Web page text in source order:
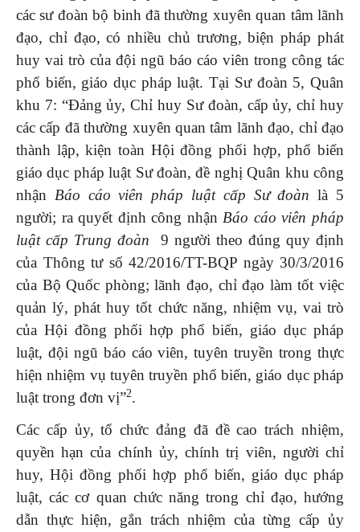
các sư đoàn bộ binh đã thường xuyên quan tâm lãnh
đạo, chỉ đạo, có nhiều chủ trương, biện pháp phát
huy vai trò của đội ngũ báo cáo viên trong công tác
phổ biến, giáo dục pháp luật. Tại Sư đoàn 5, Quân
khu 7: “Đảng ủy, Chỉ huy Sư đoàn, cấp ủy, chỉ huy
các cấp đã thường xuyên quan tâm lãnh đạo, chỉ đạo
thành lập, kiện toàn Hội đồng phối hợp, phổ biến
giáo dục pháp luật Sư đoàn, đề nghị Quân khu công
nhận Báo cáo viên pháp luật cấp Sư đoàn là 5
người; ra quyết định công nhận Báo cáo viên pháp
luật cấp Trung đoàn 9 người theo đúng quy định
của Thông tư số 42/2016/TT-BQP ngày 30/3/2016
của Bộ Quốc phòng; lãnh đạo, chỉ đạo làm tốt việc
quản lý, phát huy tốt chức năng, nhiệm vụ, vai trò
của Hội đồng phối hợp phổ biến, giáo dục pháp
luật, đội ngũ báo cáo viên, tuyên truyền trong thực
hiện nhiệm vụ tuyên truyền phổ biến, giáo dục pháp
luật trong đơn vị”2.
Các cấp ủy, tổ chức đảng đã đề cao trách nhiệm,
quyền hạn của chính ủy, chính trị viên, người chỉ
huy, Hội đồng phối hợp phổ biến, giáo dục pháp
luật, các cơ quan chức năng trong chỉ đạo, hướng
dẫn thực hiện, gắn trách nhiệm của từng cấp ủy